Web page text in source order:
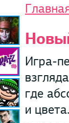
Игра-
где
и